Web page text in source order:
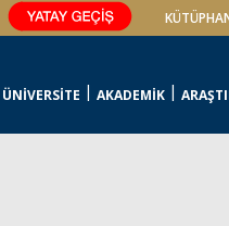
ÜNİVERSİTE AKADEMİK